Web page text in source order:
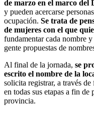
de marzo en el marco
y pueden acercarse
ocupación. Se trata de
de mujeres con el que
fundamentar cada nombre
gente propuestas de
Al final de la jornada, se
escrito el nombre de la
solicita registrar, a través
en todas sus etapas a fin
provincia.